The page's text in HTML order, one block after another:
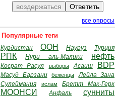
все опросы
Популярные теги
Курдистан ООН Науруз Турция
РПК Нури аль-Малики нефть
Косрат Расул выборы Асаиш BDP
Масуд Барзани беженцы
Лейла Зана
Сулеймания
ислам Бретт Мак-Герк
МООНСИ Анфаль сунниты